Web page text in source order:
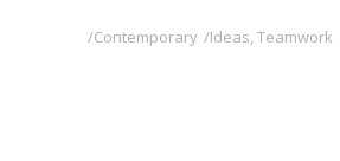
Contemporary Ideas, Teamwork